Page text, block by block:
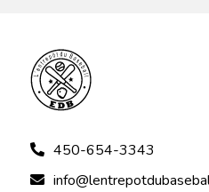
450-654-3343